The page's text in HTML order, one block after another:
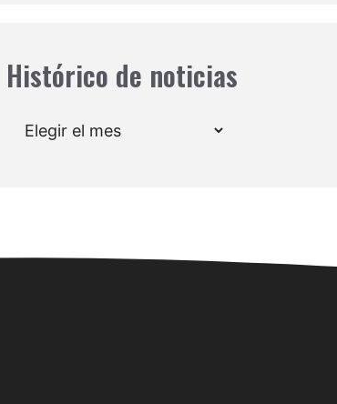
Histórico de noticias
Archivos